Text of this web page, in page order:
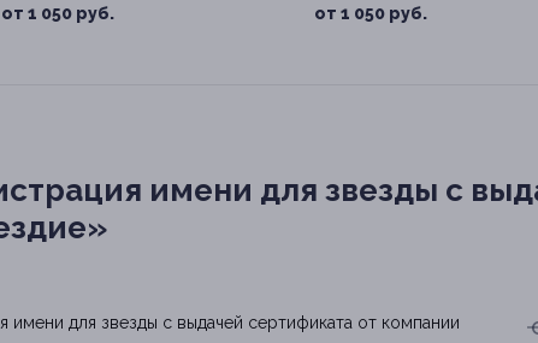
от 1 050 руб. от 1 050 руб.
имени для звезды с